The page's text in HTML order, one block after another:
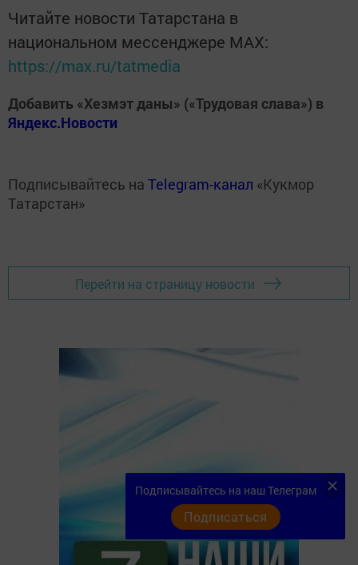
Читайте новости Татарстана в
национальном мессенджере MАХ:
https://max.ru/tatmedia
Добавить «Хезмэт даны» («Трудовая слава») в
Яндекс.Новости
Подписывайтесь на Telegram-канал «Кукмор
Татарстан»
Перейти на страницу новости
Подписывайтесь на наш Телеграм
Подписаться